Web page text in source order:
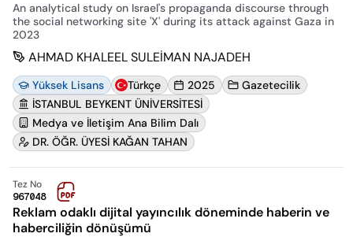
An analytical study on Israel's propaganda discourse through
the social networking site 'X' during its attack against Gaza in
2023
AHMAD KHALEEL SULEİMAN NAJADEH
Yüksek Lisans Türkçe 2025
Gazetecilik
İSTANBUL BEYKENT ÜNİVERSİTESİ
Medya ve İletişim Ana Bilim Dalı
DR. ÖĞR. ÜYESİ KAĞAN TAHAN
Tez No
967048
Reklam odaklı dijital yayıncılık döneminde haberin ve
haberciliğin dönüşümü